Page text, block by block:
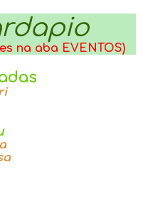
na aba EVENTOS)